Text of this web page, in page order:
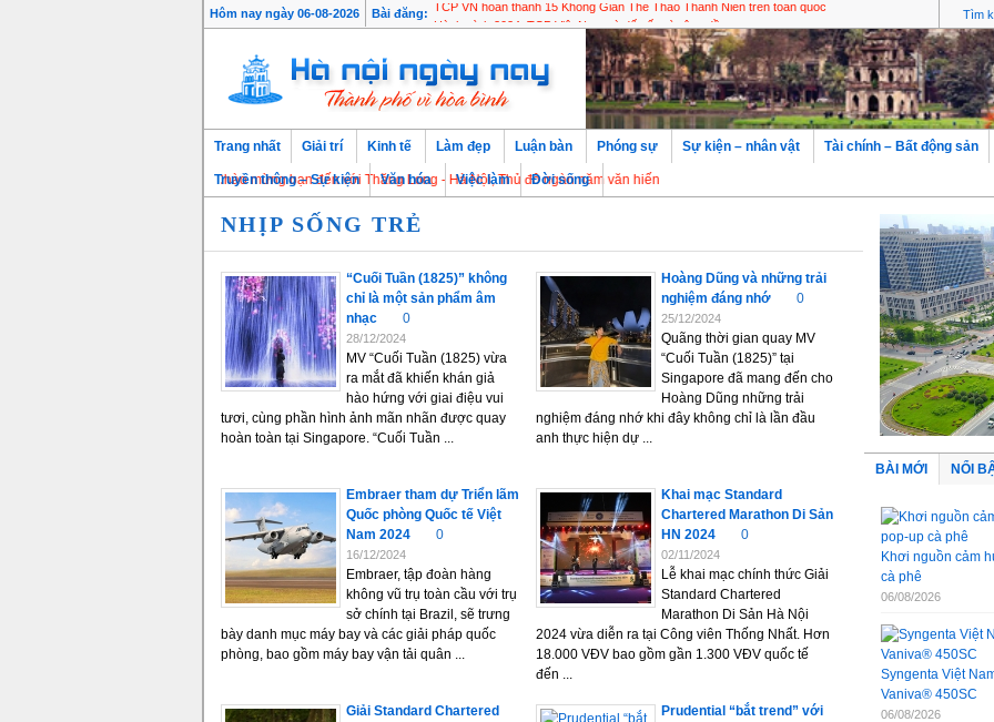
Hôm nay ngày 06-08-2026 Bài đăng: TCP VN hoàn thành 15 Không Gian Thể Thao Thanh Niên trên toàn quốc
Chào mừng bạn đến với Thăng Long - Hà Nội, Thủ đô ngàn năm văn hiến
Trang nhất Giải trí Kinh tế Làm đẹp Luận bàn Phóng sự Sự kiện – nhân vật Tài chính – Bất động sản
Truyền thông – Sự kiện Văn hóa Việc làm Đời sống
NHỊP SỐNG TRẺ
“Cuối Tuần (1825)” không
chỉ là một sản phẩm âm
nhạc
0
28/12/2024
MV “Cuối Tuần (1825) vừa
ra mắt đã khiến khán giả
hào hứng với giai điệu vui
tươi, cùng phần hình ảnh mãn nhãn được quay
hoàn toàn tại Singapore. “Cuối Tuần ...
Hoàng Dũng và những trải
nghiệm đáng nhớ
0
25/12/2024
Quãng thời gian quay MV
“Cuối Tuần (1825)” tại
Singapore đã mang đến cho
Hoàng Dũng những trải
nghiệm đáng nhớ khi đây không chỉ là lần đầu
anh thực hiện dự ...
Embraer tham dự Triển lãm
Quốc phòng Quốc tế Việt
Nam 2024
0
16/12/2024
Embraer, tập đoàn hàng
không vũ trụ toàn cầu với trụ
sở chính tại Brazil, sẽ trưng
bày danh mục máy bay và các giải pháp quốc
phòng, bao gồm máy bay vận tải quân ...
Khai mạc Standard
Chartered Marathon Di Sản
HN 2024
0
02/11/2024
Lễ khai mạc chính thức Giải
Standard Chartered
Marathon Di Sản Hà Nội
2024 vừa diễn ra tại Công viên Thống Nhất. Hơn
18.000 VĐV bao gồm gần 1.300 VĐV quốc tế
đến ...
Giải Standard Chartered
Prudential “bắt trend” với
BÀI MỚI NỔI
Khơi nguồn cảm
cà phê
06/08/2026
Syngenta Việt
Vaniva® 450SC
06/08/2026